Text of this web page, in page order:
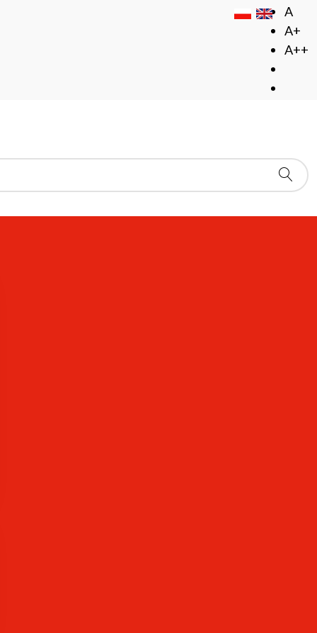
A
A+
A++